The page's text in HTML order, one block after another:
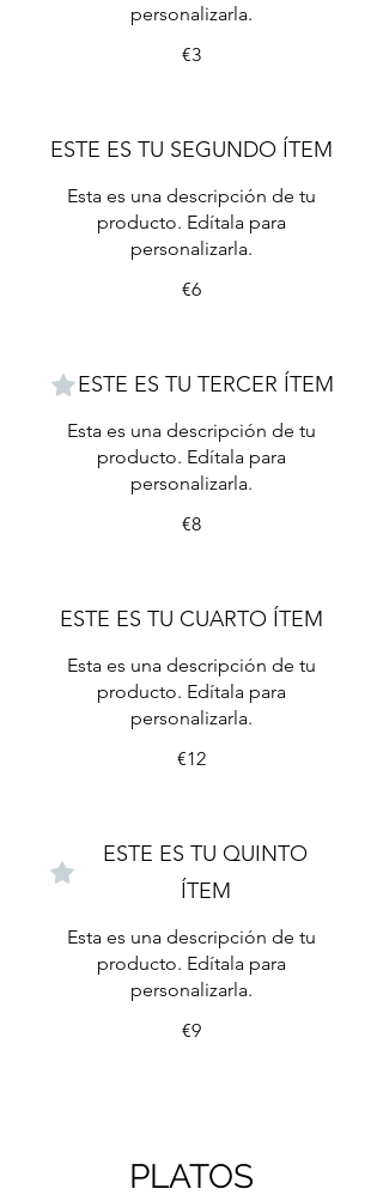
personalizarla.
€3
ESTE ES TU SEGUNDO ÍTEM
Esta es una descripción de tu
producto. Edítala para
personalizarla.
€6
ESTE ES TU TERCER ÍTEM
Esta es una descripción de tu
producto. Edítala para
personalizarla.
€8
ESTE ES TU CUARTO ÍTEM
Esta es una descripción de tu
producto. Edítala para
personalizarla.
€12
ESTE ES TU QUINTO
ÍTEM
Esta es una descripción de tu
producto. Edítala para
personalizarla.
€9
PLATOS